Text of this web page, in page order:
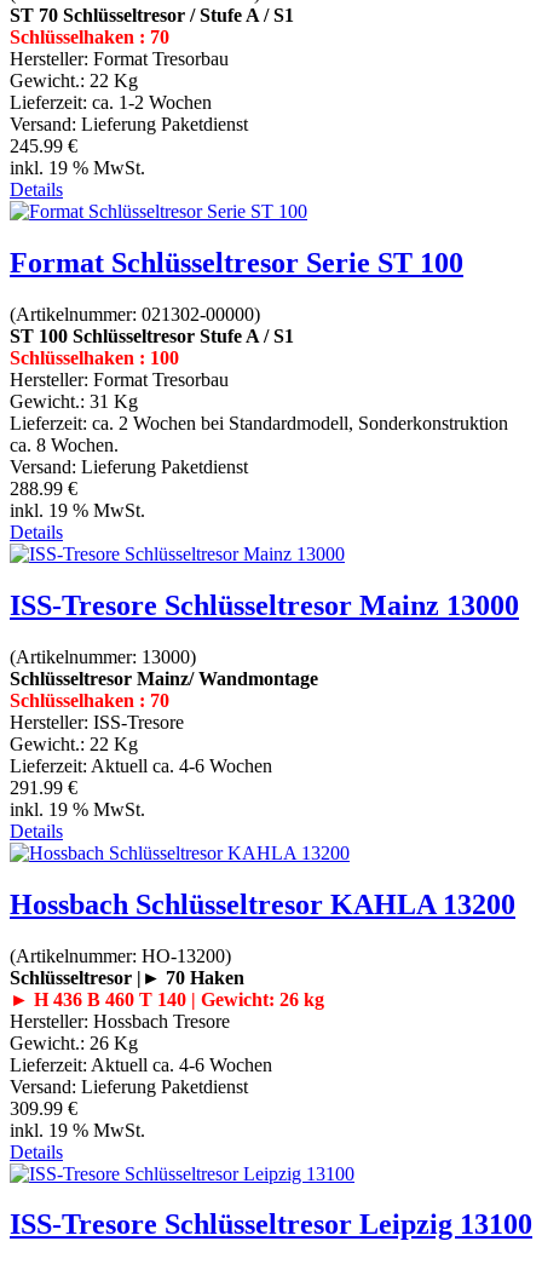
ST 70 Schlüsseltresor / Stufe A / S1
Schlüsselhaken : 70
Hersteller: Format Tresorbau
Gewicht.: 22 Kg
Lieferzeit: ca. 1-2 Wochen
Versand: Lieferung Paketdienst
245.99 €
inkl. 19 % MwSt.
Details
Format Schlüsseltresor Serie ST 100
(Artikelnummer: 021302-00000)
ST 100 Schlüsseltresor Stufe A / S1
Schlüsselhaken : 100
Hersteller: Format Tresorbau
Gewicht.: 31 Kg
Lieferzeit: ca. 2 Wochen bei Standardmodell, Sonderkonstruktion
ca. 8 Wochen.
Versand: Lieferung Paketdienst
288.99 €
inkl. 19 % MwSt.
Details
ISS-Tresore Schlüsseltresor Mainz 13000
(Artikelnummer: 13000)
Schlüsseltresor Mainz/ Wandmontage
Schlüsselhaken : 70
Hersteller: ISS-Tresore
Gewicht.: 22 Kg
Lieferzeit: Aktuell ca. 4-6 Wochen
291.99 €
inkl. 19 % MwSt.
Details
Hossbach Schlüsseltresor KAHLA 13200
(Artikelnummer: HO-13200)
Schlüsseltresor |► 70 Haken
► H 436 B 460 T 140 | Gewicht: 26 kg
Hersteller: Hossbach Tresore
Gewicht.: 26 Kg
Lieferzeit: Aktuell ca. 4-6 Wochen
Versand: Lieferung Paketdienst
309.99 €
inkl. 19 % MwSt.
Details
ISS-Tresore Schlüsseltresor Leipzig 13100